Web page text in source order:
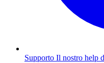
Supporto Il nostro help